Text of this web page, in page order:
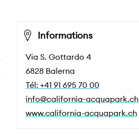
Informations
Via S. Gottardo 4
6828 Balerna
Tél: +41 91 695 70 00
info@california-acquapark.ch
www.california-acquapark.ch